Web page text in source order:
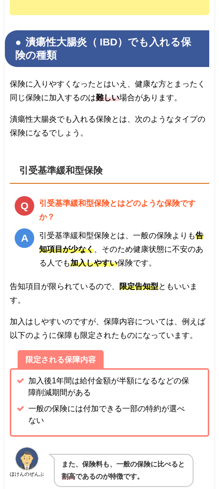
潰瘍性大腸炎（ IBD）でも入れる保
険の種類
保険に入りやすくなったとはいえ、健康な方とまったく
同じ保険に加入するのは難しい場合があります。
潰瘍性大腸炎でも入れる保険とは、次のようなタイプの
保険になるでしょう。
引受基準緩和型保険
引受基準緩和型保険とはどのような保険です
か？
引受基準緩和型保険とは、一般の保険よりも告
知項目が少なく 、そのため健康状態に不安のあ
る人でも加入しやすい保険です。
告知項目が限られているので、 限定告知型ともいいま
す。
加入はしやすいのですが、保障内容については、例えば
以下のように保障も限定されたものになっています。
限定される保障内容
加入後1年間は給付金額が半額になるなどの保
障削減期間がある
一般の保険には付加できる一部の特約が選べ
ない
ほけんのぜんぶ
また、保険料も、一般の保険に比べると
割高であるのが特徴です。